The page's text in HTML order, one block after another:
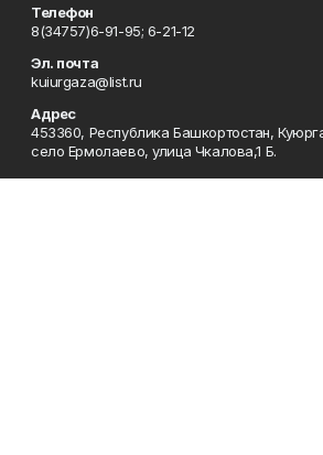
Телефон
8(34757)6-91-95; 6-21-12
Эл. почта
kuiurgaza@list.ru
Адрес
453360, Республика Башкортостан,
село Ермолаево, улица Чкалова,1 Б.
Рекламная служба